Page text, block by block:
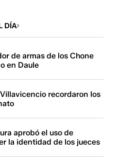
DÍA
de armas de los Chone
en Daule
recordaron los
aprobó el uso de
la identidad de los jueces